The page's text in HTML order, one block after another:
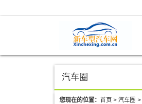
汽车圈
您现在的位置： 首页 > 汽车圈 >